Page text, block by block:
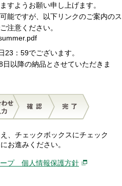
すようお願い申し上げます。
能ですが、以下リンクのご案内のス
注意ください。
：59でございます。
以降の納品とさせていただきま
、チェックボックスにチェック
お進みください。
プ 個人情報保護方針